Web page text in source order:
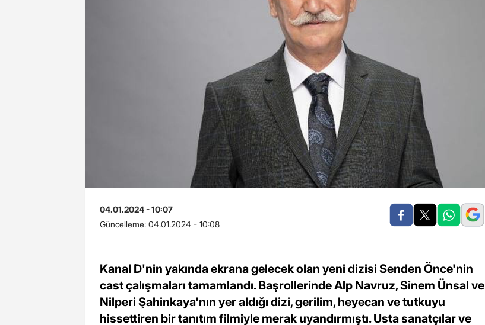
04.01.2024 - 10:07
Güncelleme: 04.01.2024 - 10:08
Kanal D'nin yakında ekrana gelecek olan yeni dizisi Senden Önce'nin
cast çalışmaları tamamlandı. Başrollerinde Alp Navruz, Sinem Ünsal ve
Nilperi Şahinkaya'nın yer aldığı dizi, gerilim, heyecan ve tutkuyu
hissettiren bir tanıtım filmiyle merak uyandırmıştı. Usta sanatçılar ve